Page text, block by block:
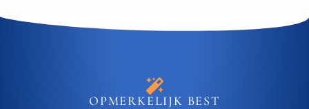
OPMERKELIJK BEST